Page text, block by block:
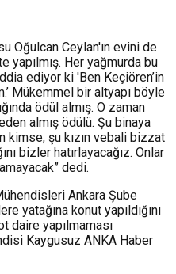
Oğulcan Ceylan'ın evini de
yapılmış. Her yağmurda bu
ediyor ki 'Ben Keçiören’in
Mükemmel bir altyapı böyle
ödül almış. O zaman
almış ödülü. Şu binaya
kimse, şu kızın vebali bizzat
bizler hatırlayacağız. Onlar
dedi.
Ankara Şube
yatağına konut yapıldığını
daire yapılmaması
Kaygusuz ANKA Haber